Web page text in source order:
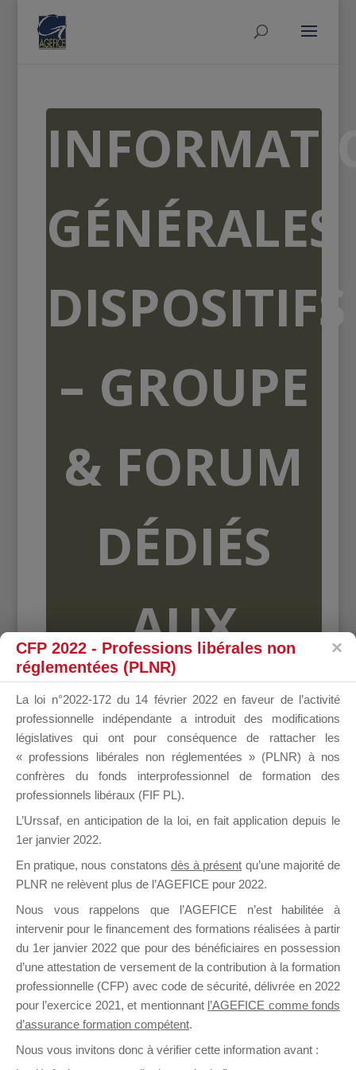
GÉNÉRALES
DISPOSITIFS
– GROUPE
& FORUM
DÉDIÉS
AUX
DE
Groupe Public
il y a 5 heures
Ce groupe est destiné aux Organismes de
CFP 2022 - Professions libérales non
réglementées (PLNR)
La loi n°2022-172 du 14 février 2022 en faveur de l’activité
professionnelle indépendante a introduit des modifications
législatives qui ont pour conséquence de rattacher les
« professions libérales non réglementées » (PLNR) à nos
confrères du fonds interprofessionnel de formation des
professionnels libéraux (FIF PL).
L’Urssaf, en anticipation de la loi, en fait application depuis le
1er janvier 2022.
En pratique, nous constatons dès à présent qu’une majorité de
PLNR ne relèvent plus de l’AGEFICE pour 2022.
Nous vous rappelons que l’AGEFICE n’est habilitée à
intervenir pour le financement des formations réalisées à partir
du 1er janvier 2022 que pour des bénéficiaires en possession
d’une attestation de versement de la contribution à la formation
professionnelle (CFP) avec code de sécurité, délivrée en 2022
pour l’exercice 2021, et mentionnant l’AGEFICE comme fonds
d’assurance formation compétent.
Nous vous invitons donc à vérifier cette information avant :